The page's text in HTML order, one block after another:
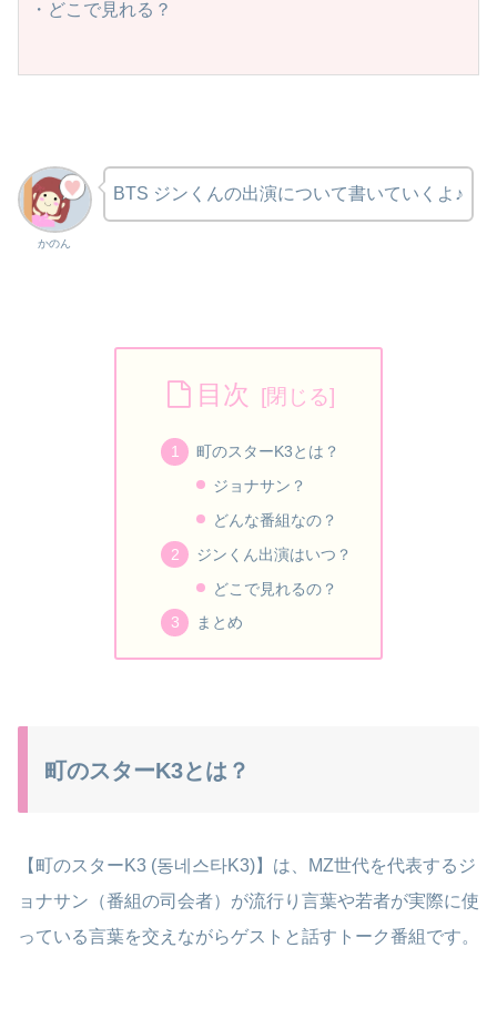
・どこで見れる？
かのん
BTS ジンくんの出演について書いていくよ♪
目次
町のスターK3とは？
ジョナサン？
どんな番組なの？
ジンくん出演はいつ？
どこで見れるの？
まとめ
町のスターK3とは？
【町のスターK3 (동네스타K3)】は、MZ世代を代表するジ
ョナサン（番組の司会者）が流行り言葉や若者が実際に使
っている言葉を交えながらゲストと話すトーク番組です。